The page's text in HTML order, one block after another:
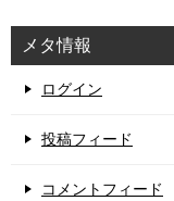
メタ情報
ログイン
投稿フィード
コメントフィード